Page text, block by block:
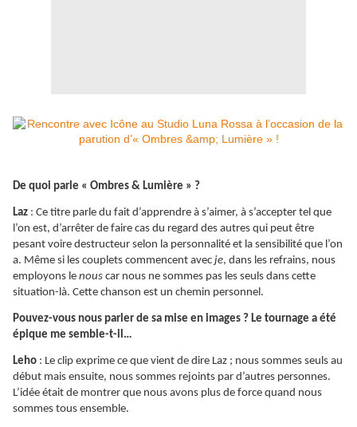
De quoi parle « Ombres & Lumière » ?
Laz : Ce titre parle du fait d’apprendre à s’aimer, à s’accepter tel que
l’on est, d’arrêter de faire cas du regard des autres qui peut être
pesant voire destructeur selon la personnalité et la sensibilité que l’on
a. Même si les couplets commencent avec je, dans les refrains, nous
employons le nous car nous ne sommes pas les seuls dans cette
situation-là. Cette chanson est un chemin personnel.
Pouvez-vous nous parler de sa mise en images ? Le tournage a été
épique me semble-t-il…
Leho : Le clip exprime ce que vient de dire Laz ; nous sommes seuls au
début mais ensuite, nous sommes rejoints par d’autres personnes.
L’idée était de montrer que nous avons plus de force quand nous
sommes tous ensemble.